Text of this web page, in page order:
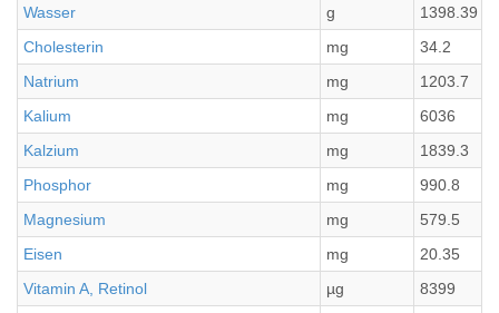
Wasser
g
1398.39
Cholesterin
mg
34.2
Natrium
mg
1203.7
Kalium
mg
6036
Kalzium
mg
1839.3
Phosphor
mg
990.8
Magnesium
mg
579.5
Eisen
mg
20.35
Vitamin A, Retinol
µg
8399